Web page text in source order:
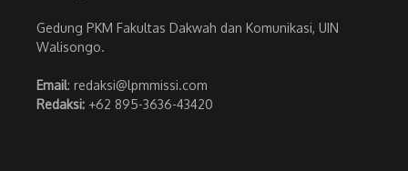
Gedung PKM Fakultas Dakwah dan Komunikasi, UIN
Walisongo.
Email: redaksi@lpmmissi.com
Redaksi: +62 895-3636-43420